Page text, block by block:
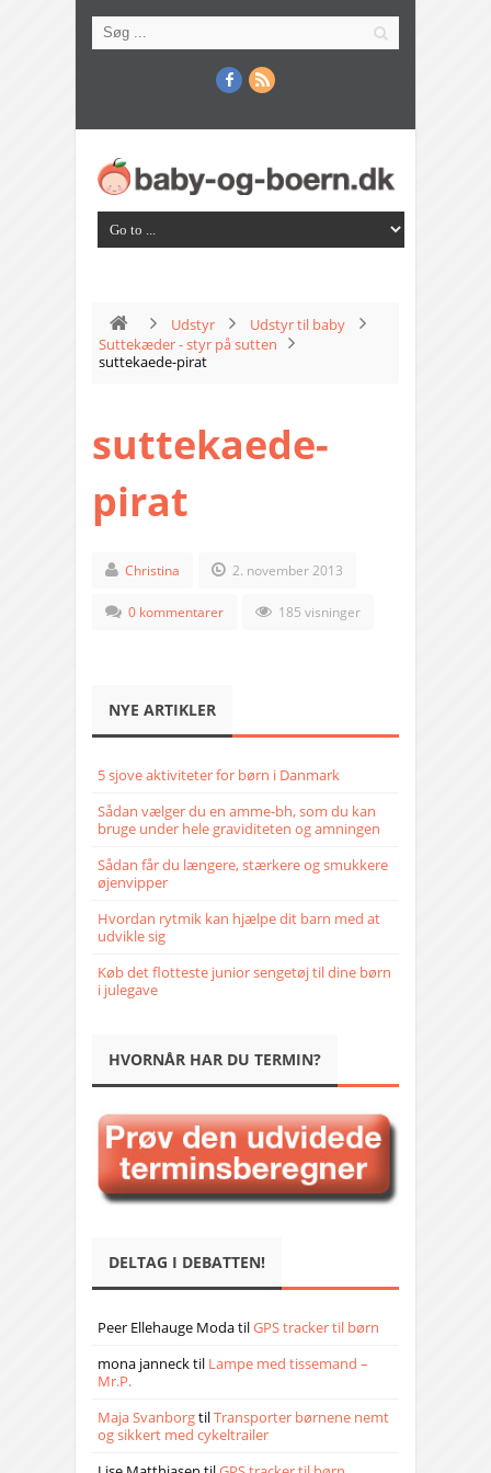
Udstyr
Udstyr til baby
Suttekæder - styr på sutten
suttekaede-pirat
suttekaede-
pirat
Christina 2. november 2013
0 kommentarer 185 visninger
NYE ARTIKLER
5 sjove aktiviteter for børn i Danmark
Sådan vælger du en amme-bh, som du kan
bruge under hele graviditeten og amningen
Sådan får du længere, stærkere og smukkere
øjenvipper
Hvordan rytmik kan hjælpe dit barn med at
udvikle sig
Køb det flotteste junior sengetøj til dine børn
i julegave
HVORNÅR HAR DU TERMIN?
DELTAG I DEBATTEN!
Peer Ellehauge ModatilGPS tracker til børn
mona jannecktil Lampe med tissemand –
Mr.P.
Maja SvanborgtilTransporter børnene nemt
og sikkert med cykeltrailer